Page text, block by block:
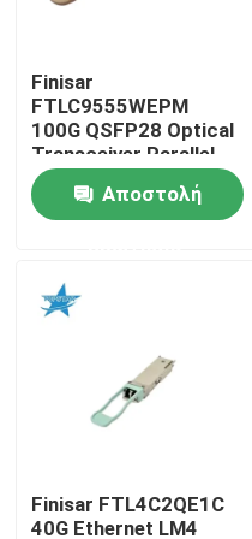
Γύρος εργοστασίων
Ποιοτικός έλεγχος
Μας ελάτε σε επαφή με
Ειδήσεις
Προϊόντα Nvidia AI
ενότητα 100G QSFP28
Finisar
FTLC9555WEPM
100G QSFP28 Optical
Transceiver Parallel
MMF 100M CPRI Hot
Pluggable Port 1 Year
Warranty
Αποστολή
Finisar FTL4C2QE1C
40G Ethernet LM4